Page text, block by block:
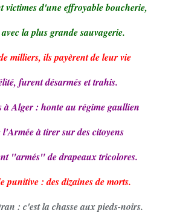
victimes d'une effroyable boucherie,
la plus grande sauvagerie.
milliers, ils payèrent de leur vie
furent désarmés et trahis.
à Alger : honte au régime gaullien
à tirer sur des citoyens
"armés" de drapeaux tricolores.
punitive : des dizaines de morts.
: c'est la chasse aux pieds-noirs.